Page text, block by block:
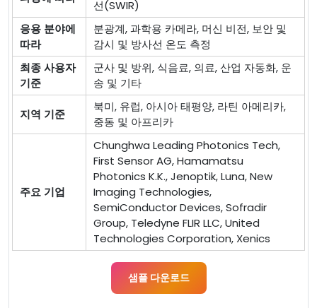
선(SWIR)
응용 분야에
따라
분광계, 과학용 카메라, 머신 비전, 보안 및
감시 및 방사선 온도 측정
최종 사용자
기준
군사 및 방위, 식음료, 의료, 산업 자동화, 운
송 및 기타
지역 기준
북미, 유럽, 아시아 태평양, 라틴 아메리카,
중동 및 아프리카
주요 기업
Chunghwa Leading Photonics Tech,
First Sensor AG, Hamamatsu
Photonics K.K., Jenoptik, Luna, New
Imaging Technologies,
SemiConductor Devices, Sofradir
Group, Teledyne FLIR LLC, United
Technologies Corporation, Xenics
샘플 다운로드